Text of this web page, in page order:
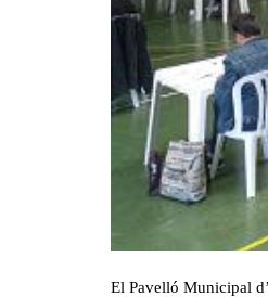
El Pavelló Municipal